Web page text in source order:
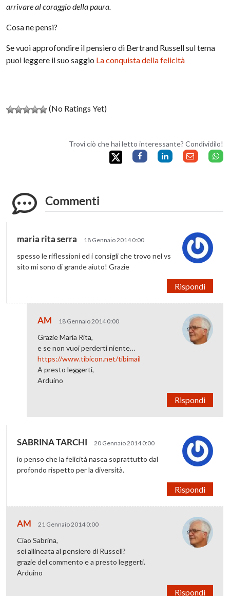
arrivare al coraggio della paura.
Cosa ne pensi?
Se vuoi approfondire il pensiero di Bertrand Russell sul tema
puoi leggere il suo saggio La conquista della felicità
(No Ratings Yet)
Trovi ciò che hai letto interessante? Condividilo!
Commenti
maria rita serra 18 Gennaio 2014 0:00
spesso le riflessioni ed i consigli che trovo nel vs
sito mi sono di grande aiuto! Grazie
Rispondi
AM 18 Gennaio 2014 0:00
Grazie Maria Rita,
e se non vuoi perderti niente…
https://www.tibicon.net/tibimail
A presto leggerti,
Arduino
Rispondi
SABRINA TARCHI 20 Gennaio 2014 0:00
io penso che la felicità nasca soprattutto dal
profondo rispetto per la diversità.
Rispondi
AM 21 Gennaio 2014 0:00
Ciao Sabrina,
sei allineata al pensiero di Russell?
grazie del commento e a presto leggerti.
Arduino
Rispondi